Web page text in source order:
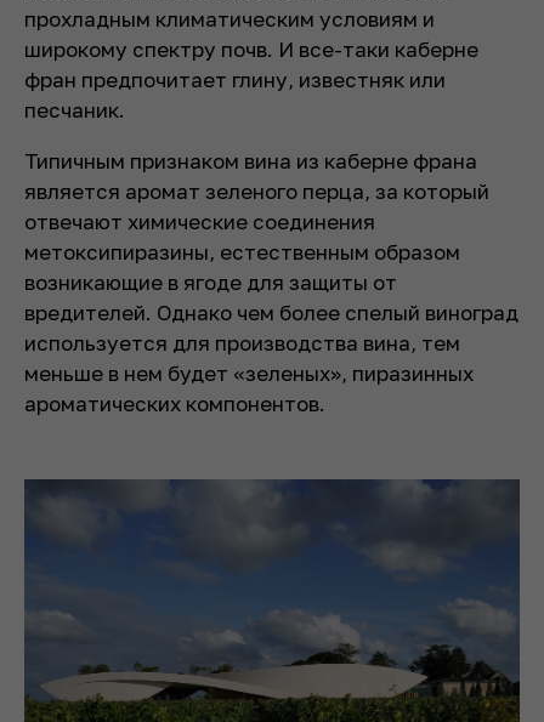
прохладным климатическим условиям и
широкому спектру почв. И все-таки каберне
фран предпочитает глину, известняк или
песчаник.
Типичным признаком вина из каберне франа
является аромат зеленого перца, за который
отвечают химические соединения
метоксипиразины, естественным образом
возникающие в ягоде для защиты от
вредителей. Однако чем более спелый виноград
используется для производства вина, тем
меньше в нем будет «зеленых», пиразинных
ароматических компонентов.